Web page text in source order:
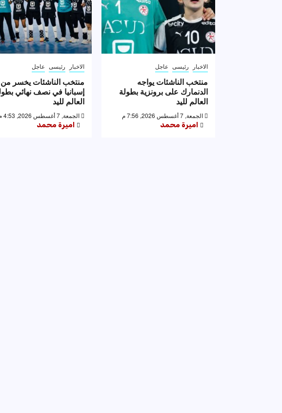
الاخبار رئيسى عاجل
منتخب الناشئات يواجه
الدنمارك على برونزية بطولة
العالم لليد
الجمعة, 7 أغسطس 2026, 7:56 م
اميرة محمد
الاخبار رئيسى عاجل
منتخب الناشئات يخسر من
إسبانيا في نصف نهائي
العالم لليد
الجمعة, 7 أغسطس 2026, 4:53 م
اميرة محمد